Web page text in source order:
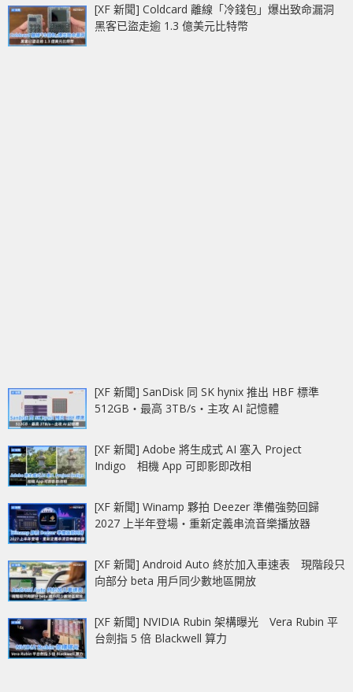
[XF 新聞] Coldcard 離線「冷錢包」爆出致命漏洞
黑客已盜走逾 1.3 億美元比特幣
[XF 新聞] SanDisk 同 SK hynix 推出 HBF 標準
512GB‧最高 3TB/s‧主攻 AI 記憶體
[XF 新聞] Adobe 將生成式 AI 塞入 Project
Indigo 相機 App 可即影即改相
[XF 新聞] Winamp 夥拍 Deezer 準備強勢回歸
2027 上半年登場‧重新定義串流音樂播放器
[XF 新聞] Android Auto 終於加入車速表 現階段只
向部分 beta 用戶同少數地區開放
[XF 新聞] NVIDIA Rubin 架構曝光 Vera Rubin 平
台劍指 5 倍 Blackwell 算力